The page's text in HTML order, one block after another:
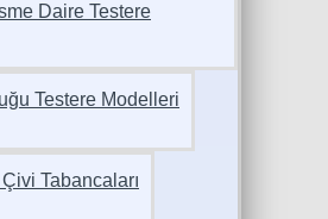
Daire Testere
Testere Modelleri
Tabancaları